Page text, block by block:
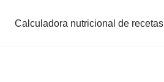
Calculadora nutricional de recetas